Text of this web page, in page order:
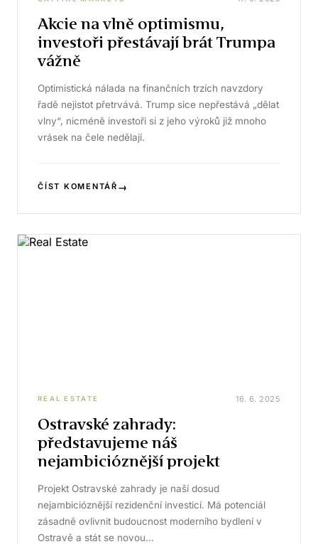
Akcie na vlně optimismu,
investoři přestávají brát Trumpa
vážně
Optimistická nálada na finančních trzích navzdory
řadě nejistot přetrvává. Trump sice nepřestává „dělat
vlny“, nicméně investoři si z jeho výroků již mnoho
vrásek na čele nedělají.
ČÍST KOMENTÁŘ →
REAL ESTATE 16. 6. 2025
Ostravské zahrady:
představujeme náš
nejambicióznější projekt
Projekt Ostravské zahrady je naší dosud
nejambicióznější rezidenční investicí. Má potenciál
zásadně ovlivnit budoucnost moderního bydlení v
Ostravě a stát se novou…